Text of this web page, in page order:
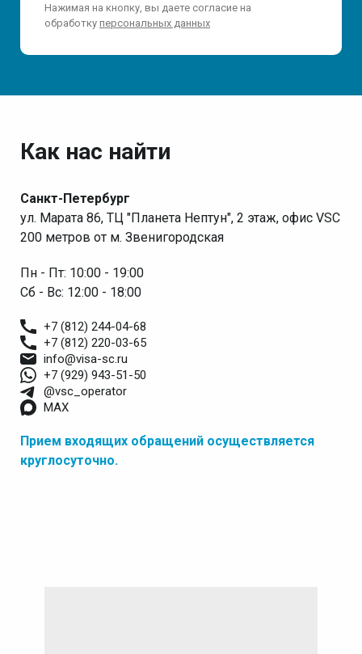
Нажимая на кнопку, вы даете согласие на
обработку персональных данных
Как нас найти
Санкт-Петербург
ул. Марата 86, ТЦ "Планета Нептун", 2 этаж, офис VSC
200 метров от м. Звенигородская
Пн - Пт: 10:00 - 19:00
Сб - Вс: 12:00 - 18:00
+7 (812) 244-04-68
+7 (812) 220-03-65
info@visa-sc.ru
+7 (929) 943-51-50
@vsc_operator
MAX
Прием входящих обращений осуществляется
круглосуточно.